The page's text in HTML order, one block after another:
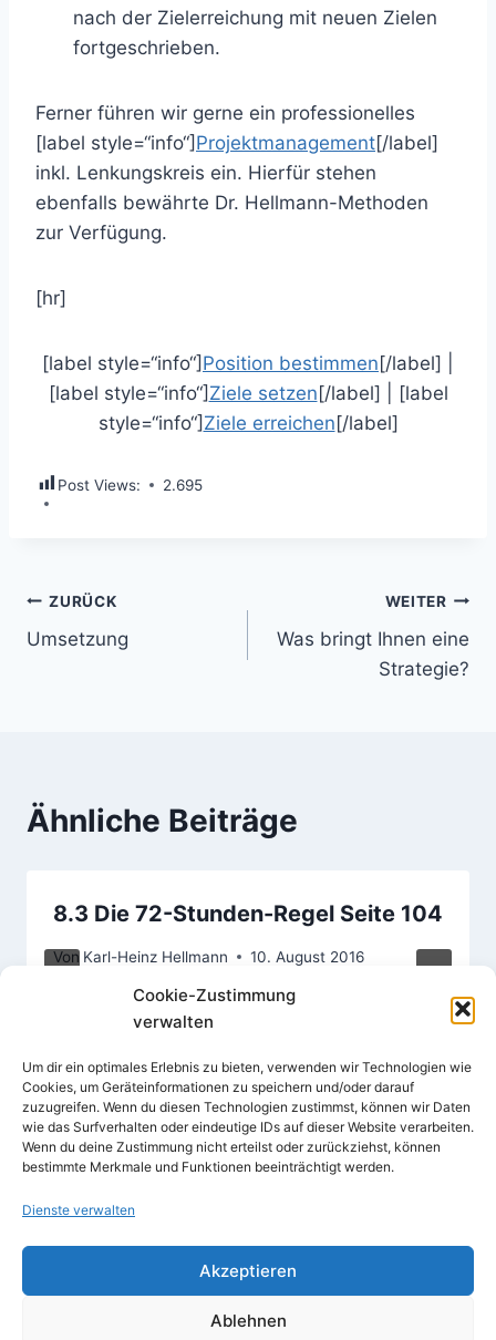
Cookie-Zustimmung
verwalten
Um dir ein optimales Erlebnis zu bieten, verwenden wir Technologien wie
Cookies, um Geräteinformationen zu speichern und/oder darauf
zuzugreifen. Wenn du diesen Technologien zustimmst, können wir Daten
wie das Surfverhalten oder eindeutige IDs auf dieser Website verarbeiten.
Wenn du deine Zustimmung nicht erteilst oder zurückziehst, können
bestimmte Merkmale und Funktionen beeinträchtigt werden.
Dienste verwalten
Akzeptieren
Ablehnen
nach der Zielerreichung mit neuen Zielen
fortgeschrieben.
Ferner führen wir gerne ein professionelles
[label style=“info“] Projektmanagement[/label]
inkl. Lenkungskreis ein. Hierfür stehen
ebenfalls bewährte Dr. Hellmann-Methoden
zur Verfügung.
[hr]
[label style=“info“] Position bestimmen[/label] |
[label style=“info“] Ziele setzen[/label] | [label
style=“info“] Ziele erreichen[/label]
Post Views: 2.695
Beitragsnavigation
ZURÜCK
Umsetzung
WEITER
Was bringt Ihnen eine
Strategie?
Ähnliche Beiträge
8.3 Die 72-Stunden-Regel Seite 104
Von Karl-Heinz Hellmann 10. August 2016